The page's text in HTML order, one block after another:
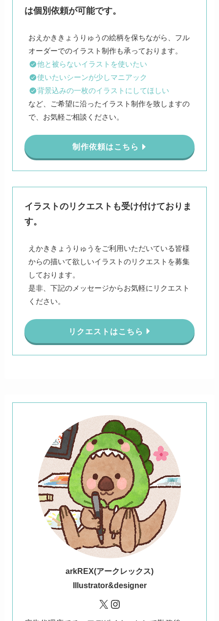
は個別依頼が可能です。
おえかききょうりゅうの絵柄を保ちながら、フル
他と被らないイラストを使いたい
使いたいシーンが少しマニアック
背景込みの一枚のイラストにしてほしい
など、ご希望に沿ったイラスト制作を致しますの
で、お気軽ご相談ください。
制作依頼はこちら
イラストのリクエストも受け付けておりま
す。
えかききょうりゅうをご利用いただいている皆様
からの描いて欲しいイラストのリクエストを募集
しております。
是非、下記のメッセージからお気軽にリクエスト
ください。
リクエストはこちら
arkREX(アークレックス)
Illustrator&designer
X Instagram